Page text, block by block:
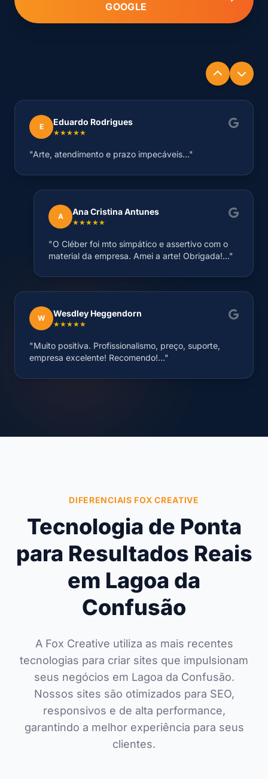
GOOGLE
E Eduardo Rodrigues
★★★★★
"Arte, atendimento e prazo impecáveis..."
A Ana Cristina Antunes
★★★★★
"O Cléber foi mto simpático e assertivo com o
material da empresa. Amei a arte! Obrigada!..."
W Wesdley Heggendorn
★★★★★
"Muito positiva. Profissionalismo, preço, suporte,
empresa excelente! Recomendo!..."
DIFERENCIAIS FOX CREATIVE
Tecnologia de Ponta
para Resultados Reais
em Lagoa da
Confusão
A Fox Creative utiliza as mais recentes
tecnologias para criar sites que impulsionam
seus negócios em Lagoa da Confusão.
Nossos sites são otimizados para SEO,
responsivos e de alta performance,
garantindo a melhor experiência para seus
clientes.